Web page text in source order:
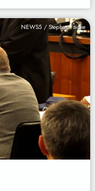
NEWS5 / Stephan Fricke